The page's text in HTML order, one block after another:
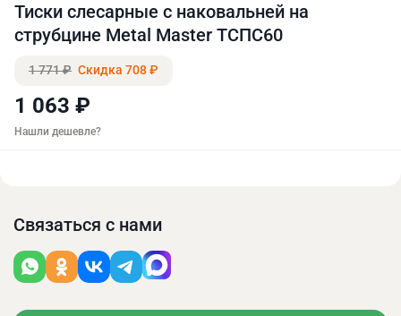
Тиски слесарные с наковальней на
струбцине Metal Master ТСПС60
1 771 ₽ Скидка 708 ₽
1 063 ₽
Нашли дешевле?
Связаться с нами